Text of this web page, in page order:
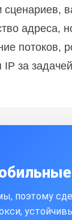
сценариев,
адреса,
потоков,
IP за
поэтому